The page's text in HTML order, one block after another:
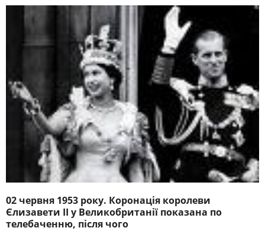
02 червня 1953 року. Коронація королеви
Єлизавети ІІ у Великобританії показана по
телебаченню, після чого